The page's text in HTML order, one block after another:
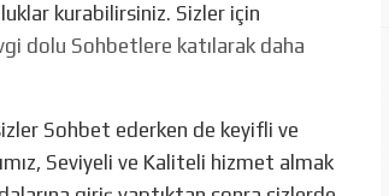
kurabilirsiniz. Sizler için
dolu Sohbetlere katılarak daha
Sohbet ederken de keyifli ve
Seviyeli ve Kaliteli hizmet almak